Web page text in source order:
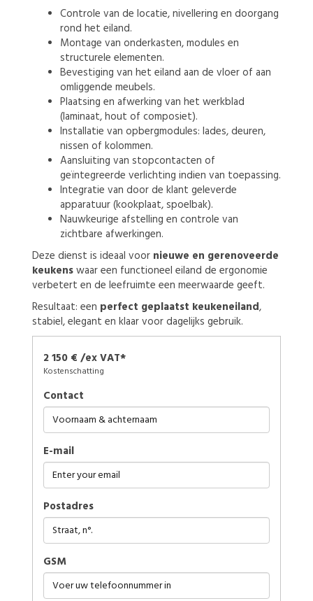
Controle van de locatie, nivellering en doorgang
rond het eiland.
Montage van onderkasten, modules en
structurele elementen.
Bevestiging van het eiland aan de vloer of aan
omliggende meubels.
Plaatsing en afwerking van het werkblad
(laminaat, hout of composiet).
Installatie van opbergmodules: lades, deuren,
nissen of kolommen.
Aansluiting van stopcontacten of
geïntegreerde verlichting indien van toepassing.
Integratie van door de klant geleverde
apparatuur (kookplaat, spoelbak).
Nauwkeurige afstelling en controle van
zichtbare afwerkingen.
Deze dienst is ideaal voor nieuwe en gerenoveerde
keukenswaar een functioneel eiland de ergonomie
verbetert en de leefruimte een meerwaarde geeft.
Resultaat: een perfect geplaatst keukeneiland,
stabiel, elegant en klaar voor dagelijks gebruik.
2 150 € /ex VAT*
Kostenschatting
Contact
E-mail
Postadres
GSM